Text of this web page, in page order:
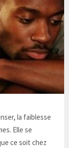
la faiblesse
Elle se
ce soit chez